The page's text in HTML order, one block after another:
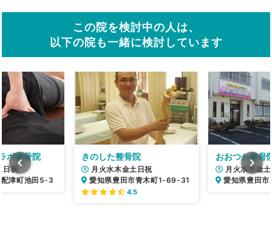
この院を検討中の人は、
以下の院も一緒に検討しています
きのした整骨院
月火水木金土日祝
愛知県豊田市青木町1-69-31
4.5
おおつか接骨
月火水木金
愛知県豊田
ボ接骨院
祝
津町池田5-3